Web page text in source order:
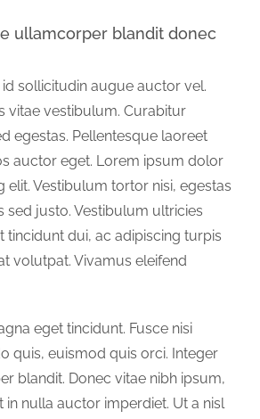
ullamcorper blandit donec
sollicitudin augue auctor vel.
vitae vestibulum. Curabitur
egestas. Pellentesque laoreet
auctor eget. Lorem ipsum dolor
Vestibulum tortor nisi, egestas
justo. Vestibulum ultricies
dui, ac adipiscing turpis
volutpat. Vivamus eleifend
eget tincidunt. Fusce nisi
quis, euismod quis orci. Integer
blandit. Donec vitae nibh ipsum,
nulla auctor imperdiet. Ut a nisl